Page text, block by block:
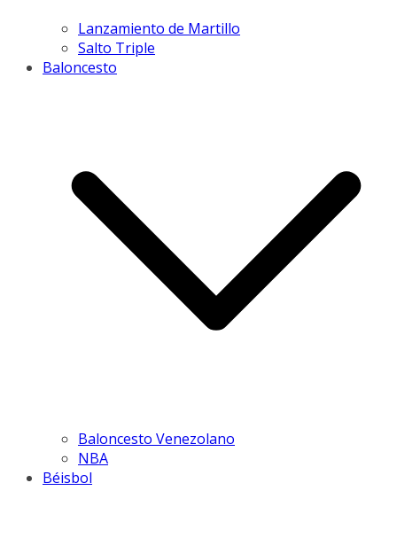
Lanzamiento de Martillo
Salto Triple
Baloncesto
Baloncesto Venezolano
NBA
Béisbol